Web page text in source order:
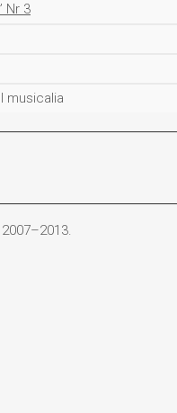
Nr 3
musicalia